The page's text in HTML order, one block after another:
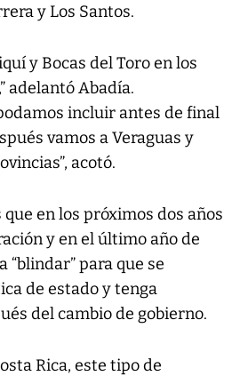
y Los Santos.
y Bocas del Toro en los
adelantó Abadía.
incluir antes de final
vamos a Veraguas y
acotó.
que en los próximos dos años
y en el último año de
“blindar” para que se
de estado y tenga
del cambio de gobierno.
Rica, este tipo de